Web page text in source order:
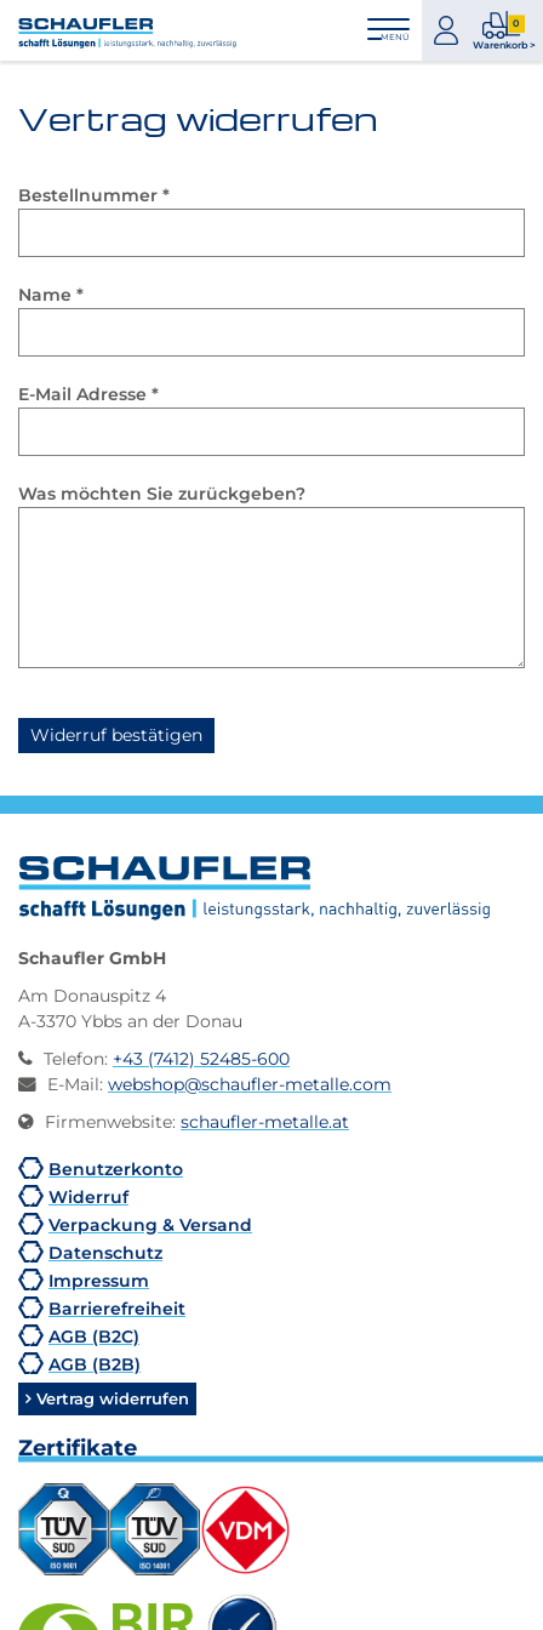
Inhalt
Hauptnavigation
Footernavigation
Logo
Schaufler
zur
MENÜ
zum
Konto
0
Warenkorb >
0
Vertrag widerrufen
Bestellnummer *
Name *
E-Mail Adresse *
Was möchten Sie zurückgeben?
dieses
nicht
ausfüllen.
dieses
nicht
ausfüllen.
Schaufler GmbH
Am Donauspitz 4
A-3370 Ybbs an der Donau
Telefon: +43 (7412) 52485-600
E-Mail: webshop@schaufler-metalle.com
Firmenwebsite: schaufler-metalle.at
Benutzerkonto
Widerruf
Verpackung & Versand
Datenschutz
Impressum
Barrierefreiheit
AGB (B2C)
AGB (B2B)
Vertrag widerrufen
Zertifikate